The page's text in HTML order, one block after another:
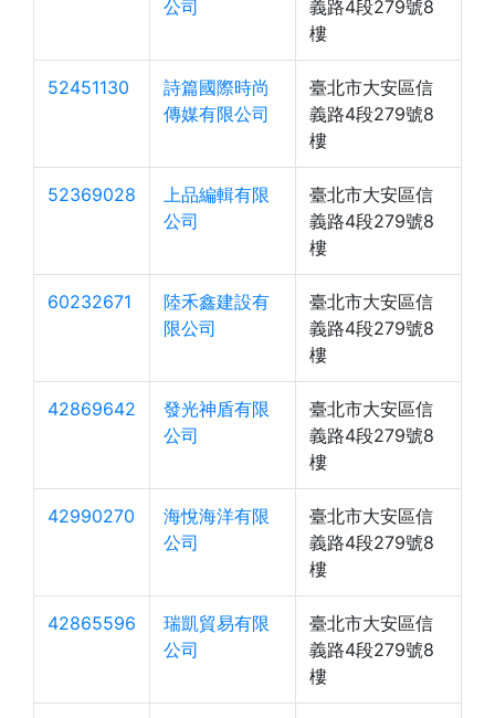
公司
義路4段279號8
樓
52451130
詩篇國際時尚
傳媒有限公司
臺北市大安區信
義路4段279號8
樓
52369028
上品編輯有限
公司
臺北市大安區信
義路4段279號8
樓
60232671
陸禾鑫建設有
限公司
臺北市大安區信
義路4段279號8
樓
42869642
發光神盾有限
公司
臺北市大安區信
義路4段279號8
樓
42990270
海悅海洋有限
公司
臺北市大安區信
義路4段279號8
樓
42865596
瑞凱貿易有限
公司
臺北市大安區信
義路4段279號8
樓